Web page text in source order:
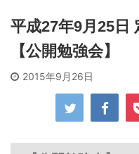
平成27年9月25日
【公開勉強会】
2015年9月26日